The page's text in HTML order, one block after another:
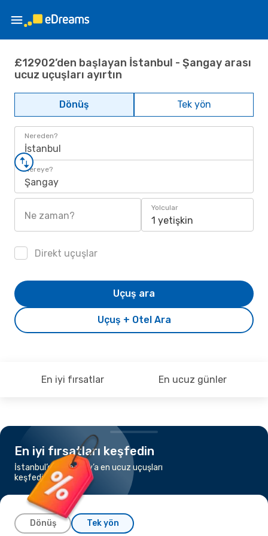
£12902’den başlayan İstanbul - Şangay arası
ucuz uçuşları ayırtın
Dönüş Tek yön
Nereden?
İstanbul
Nereye?
Şangay
Ne zaman?
Yolcular
1 yetişkin
Direkt uçuşlar
Uçuş + Otel Ara
Uçuş ara
En iyi fırsatlar En ucuz günler
En iyi fırsatları keşfedin
İstanbul’dan Şangay’a en ucuz uçuşları
keşfedin
Dönüş Tek yön